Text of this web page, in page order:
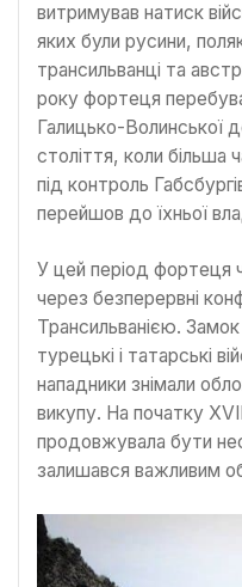
витримував натиск
яких були русини,
трансильванці та
року фортеця
Галицько-Волинської
століття, коли більша
під контроль
перейшов до їхньої
У цей період фортеця
через безперервні
Трансильванією.
турецькі і татарські
нападники знімали
викупу. На початку
продовжувала бути
залишався важливим